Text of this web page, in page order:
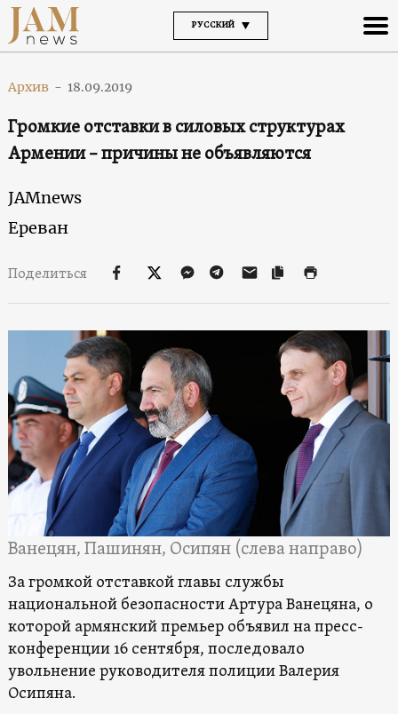
РУССКИЙ
Архив - 18.09.2019
Громкие отставки в силовых структурах
Армении – причины не объявляются
JAMnews
Ереван
Поделиться
Ванецян, Пашинян, Осипян (слева направо)
За громкой отставкой главы службы
национальной безопасности Артура Ванецяна, о
которой армянский премьер объявил на пресс-
конференции 16 сентября, последовало
увольнение руководителя полиции Валерия
Осипяна.